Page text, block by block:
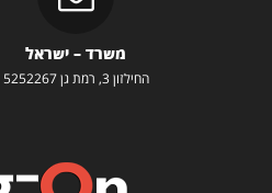
משרד – ישראל
החילזון 3, רמת גן 5252267